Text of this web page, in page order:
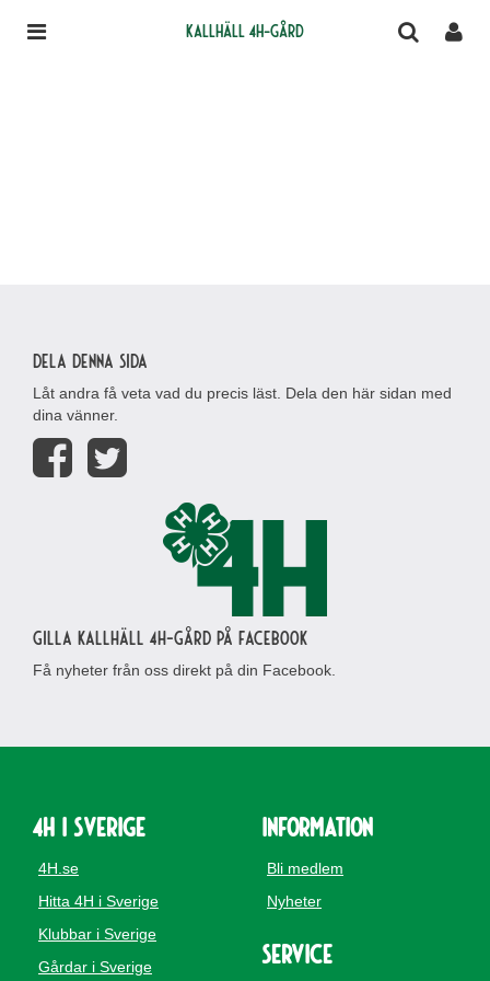
Kallhäll 4H-gård
Dela denna sida
Låt andra få veta vad du precis läst. Dela den här sidan med
dina vänner.
Gilla Kallhäll 4H-gård på Facebook
Få nyheter från oss direkt på din Facebook.
4H i Sverige
4H.se
Hitta 4H i Sverige
Klubbar i Sverige
Gårdar i Sverige
Information
Bli medlem
Nyheter
Service